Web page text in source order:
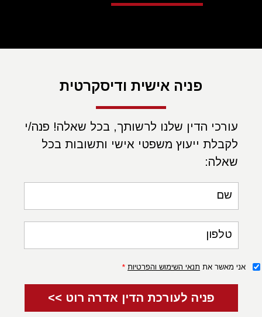
פניה אישית ודיסקרטית
עורכי הדין שלנו לרשותך, בכל שאלה! פנה/י
לקבלת ייעוץ משפטי אישי ותשובות בכל
שאלה:
שם
טלפון
אני מאשר את תנאי השימוש והפרטיות *
פניה לעורכת הדין אדרה רוט >>